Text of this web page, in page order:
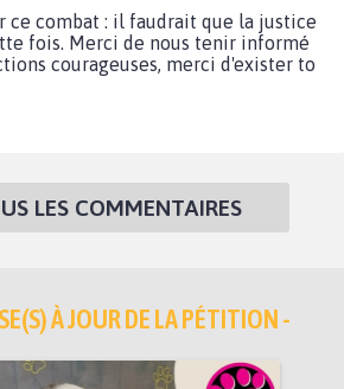
ce combat : il faudrait que la justice
fois. Merci de nous tenir informé
courageuses, merci d'exister to
LES COMMENTAIRES
À JOUR DE LA PÉTITION -